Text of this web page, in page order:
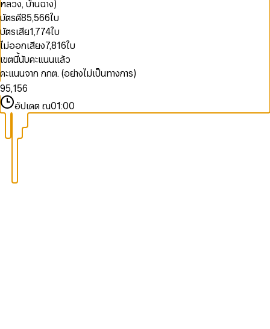
9
6
7
8
9
5
6
7
8
9
8
9
4
5
6
7
8
9
4
5
6
7
8
9
4
5
6
7
8
9
หลวง, บ้านฉาง)
บัตรดี85,566ใบ
บัตรเสีย1,774ใบ
ไม่ออกเสียง7,816ใบ
เขตนี้นับคะแนนแล้ว
คะแนนจาก กกต. (อย่างไม่เป็นทางการ)
2
3
4
5
6
7
8
9
0
1
2
3
4
5
6
7
,
0
1
2
3
6
0
1
2
3
4
5
6
7
9
0
1
2
3
4
5
6
7
8
อัปเดต ณ01:00